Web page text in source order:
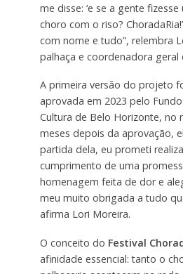
me disse: ‘e se a gente
choro com o riso?
com nome e tudo”, relembra
palhaça e coordenadora geral
A primeira versão do projeto
aprovada em 2023 pelo
Cultura de Belo Horizonte, no
meses depois da aprovação,
partida dela, eu prometi
cumprimento de uma
homenagem feita de dor e
meu muito obrigada a tudo
afirma Lori Moreira.
O conceito do Festival
afinidade essencial: tanto o